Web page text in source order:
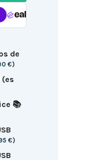
de
€)
(es
📚
€)